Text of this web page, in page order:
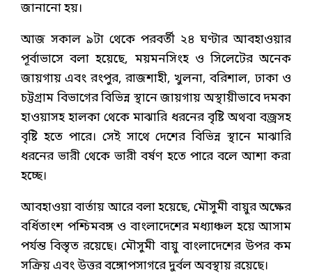
জানানো হয়।
আজ সকাল ৯টা থেকে পরবর্তী ২৪ ঘণ্টার আবহাওয়ার
পূর্বাভাসে বলা হয়েছে, ময়মনসিংহ ও সিলেটের অনেক
জায়গায় এবং রংপুর, রাজশাহী, খুলনা, বরিশাল, ঢাকা ও
চট্টগ্রাম বিভাগের বিভিন্ন স্থানে জায়গায় অস্থায়ীভাবে দমকা
হাওয়াসহ হালকা থেকে মাঝারি ধরনের বৃষ্টি অথবা বজ্রসহ
বৃষ্টি হতে পারে। সেই সাথে দেশের বিভিন্ন স্থানে মাঝারি
ধরনের ভারী থেকে ভারী বর্ষণ হতে পারে বলে আশা করা
হচ্ছে।
আবহাওয়া বার্তায় আরে বলা হয়েছে, মৌসুমী বায়ুর অক্ষের
বর্ধিতাংশ পশ্চিমবঙ্গ ও বাংলাদেশের মধ্যাঞ্চল হয়ে আসাম
পর্যন্ত বিস্তৃত রয়েছে। মৌসুমী বায়ু বাংলাদেশের উপর কম
সক্রিয় এবং উত্তর বঙ্গোপসাগরে দুর্বল অবস্থায় রয়েছে।